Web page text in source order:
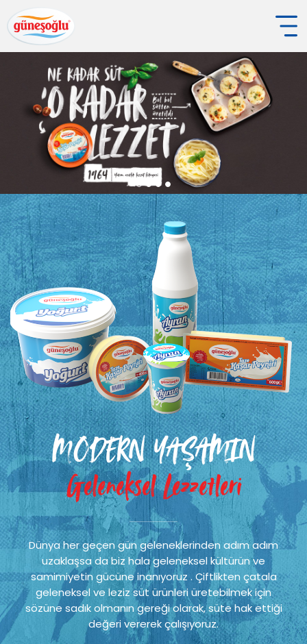
MODERN YAŞAMIN
Geleneksel Lezzetleri
Dünya her geçen gün geleneklerinden adım adım
uzaklaşsa da biz hala geleneksel kültürün ve
samimiyetin gücüne inanıyoruz . Çiftlikten çatala
geleneksel ve leziz süt ürünleri üretebilmek için
sözüne sadık olmanın gereği olarak, süte hak ettiği
değeri vererek çalışıyoruz.